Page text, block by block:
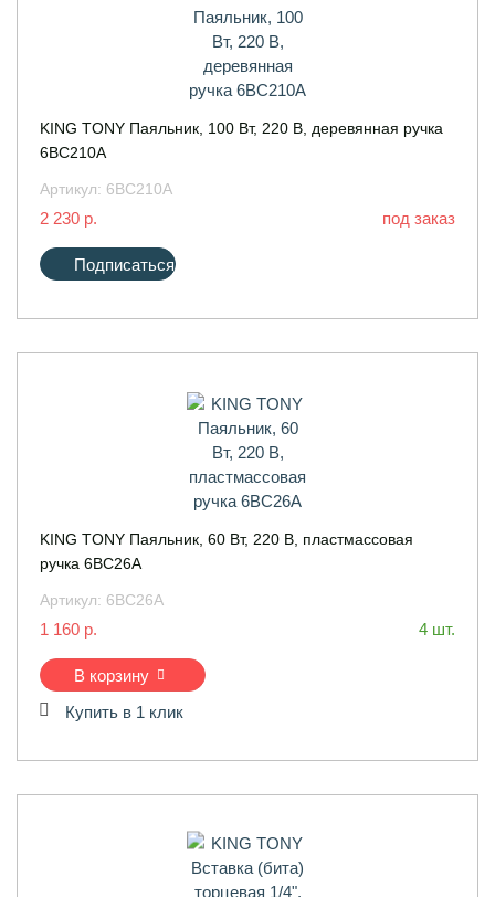
KING TONY Паяльник, 100 Вт, 220 В, деревянная ручка
6BC210A
Артикул: 6BC210A
2 230 р. под заказ
Подписаться
KING TONY Паяльник, 60 Вт, 220 В, пластмассовая
ручка 6BC26A
Артикул: 6BC26A
1 160 р. 4 шт.
В корзину
Купить в 1 клик